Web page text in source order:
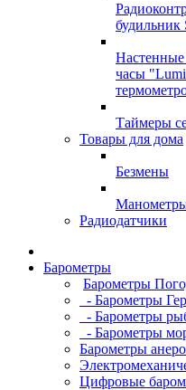
будильник
часы
Таймеры
Товары для дома
Безмены
Радиодатчики
Барометры
Барометры
- Барометры
- Барометры
- Барометры
Барометры
Цифровые